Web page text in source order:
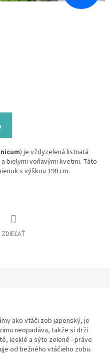
) je vždyzelená listnatá
bielymi voňavými kvetmi. Táto
s výškou 190 cm.
ZDIEĽAŤ
ako vtáči zob japonský, je
neopadáva, takže si drží
lesklé a sýto zelené - práve
od bežného vtáčieho zobu.